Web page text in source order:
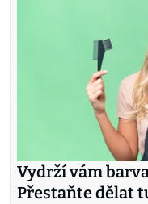
Vydrží vám
Přestaňte dělat